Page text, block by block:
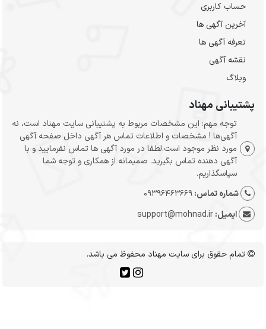
حساب کاربری
آخرین آگهی ها
تعرفه آگهی ها
نقشه آگهی
وبلاگ
پشتیبانی مهناد
توجه مهم: این مشخصات مربوط به پشتیبانی سایت مهناد است، نه
آگهی‌ها ! مشخصات و اطلاعات تماس هر آگهی داخل صفحه آگهی
مورد نظر موجود است.لطفا در مورد آگهی ها تماس نفرمایید و با
آگهی دهنده تماس بگیرید. صمیمانه از همکاری و توجه شما
سپاسگذاریم.
شماره تماس:09396463669
ایمیل:support@mohnad.ir
تمام حقوق برای سایت مهناد محفوظ می باشد.